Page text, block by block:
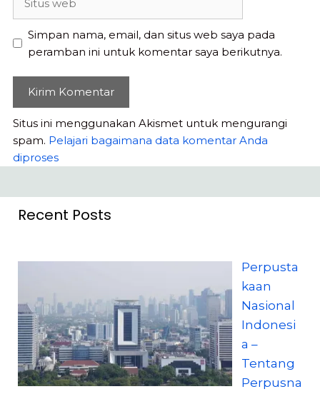
Simpan nama, email, dan situs web saya pada
peramban ini untuk komentar saya berikutnya.
Situs ini menggunakan Akismet untuk mengurangi
spam. Pelajari bagaimana data komentar Anda
diproses
Recent Posts
Perpusta
kaan
Nasional
Indonesi
a –
Tentang
Perpusna